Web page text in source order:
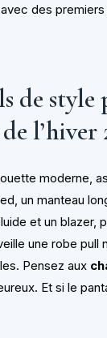
avec des
de
l’hiver
moderne,
un manteau
et un blazer,
une robe pull
Pensez aux
Et si le